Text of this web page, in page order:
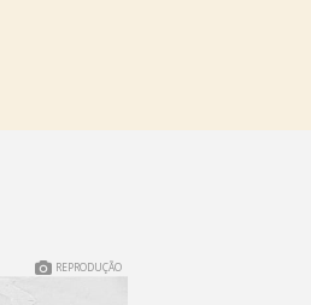
REPRODUÇÃO